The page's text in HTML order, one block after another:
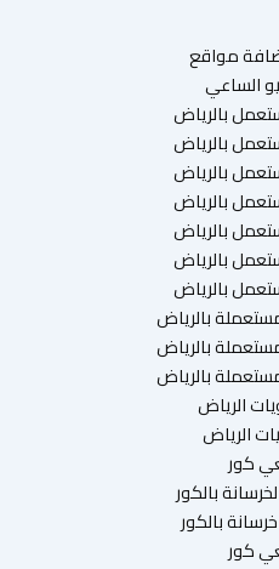
مواقع
الساعي
بالرياض
بالرياض
بالرياض
بالرياض
بالرياض
بالرياض
بالرياض
بالرياض
بالرياض
بالرياض
الرياض
الرياض
كور
بالكور
بالكور
كور